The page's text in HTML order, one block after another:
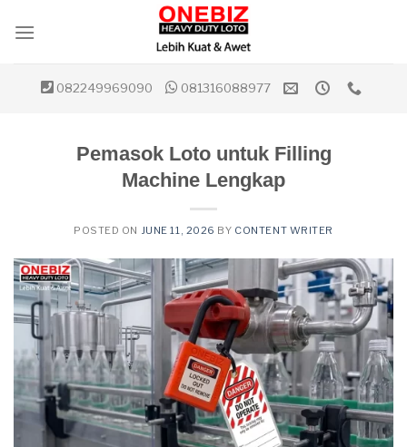
082249969090 081316088977
Pemasok Loto untuk Filling
Machine Lengkap
POSTED ON JUNE 11, 2026 BY CONTENT WRITER